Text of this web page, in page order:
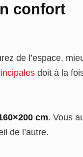
confort
de l’espace,
doit à la
cm. Vous
de l’autre.